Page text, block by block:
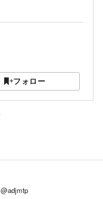
フォロー
@adjmtp